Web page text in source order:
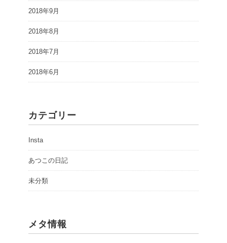
2018年9月
2018年8月
2018年7月
2018年6月
カテゴリー
Insta
あつこの日記
未分類
メタ情報